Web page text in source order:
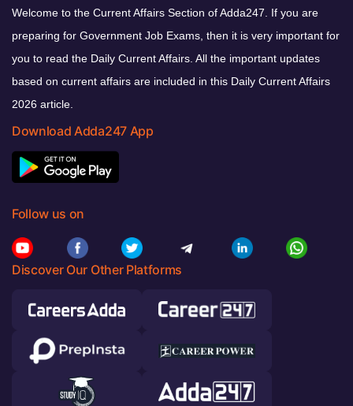
Welcome to the Current Affairs Section of Adda247. If you are
preparing for Government Job Exams, then it is very important for
you to read the Daily Current Affairs. All the important updates
based on current affairs are included in this Daily Current Affairs
2026 article.
Download Adda247 App
Follow us on
Discover Our Other Platforms